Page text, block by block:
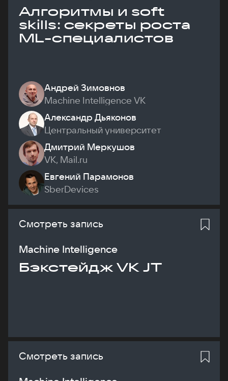
Алгоритмы и soft
skills: секреты роста
ML-специалистов
Андрей Зимовнов
Machine Intelligence VK
Александр Дьяконов
Центральный университет
Дмитрий Меркушов
VK, Mail.ru
Евгений Парамонов
SberDevices
Смотреть запись
Machine Intelligence
Бэкстейдж VK JT
Смотреть запись